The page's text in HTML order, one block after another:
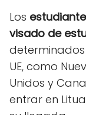
Los
visado de
UE, como
Unidos y
entrar en